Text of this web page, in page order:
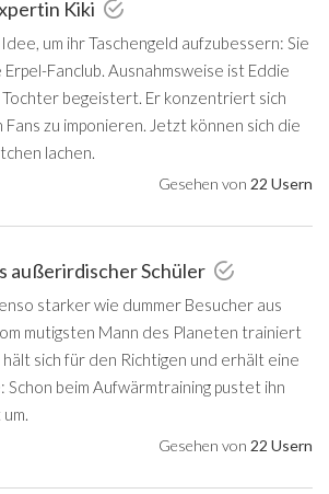
Kiki
um ihr Taschengeld aufzubessern: Sie
Fanclub. Ausnahmsweise ist Eddie
begeistert. Er konzentriert sich
zu imponieren. Jetzt können sich die
lachen.
Gesehen von 22 Usern
außerirdischer Schüler
starker wie dummer Besucher aus
mutigsten Mann des Planeten trainiert
sich für den Richtigen und erhält eine
Schon beim Aufwärmtraining pustet ihn
Gesehen von 22 Usern